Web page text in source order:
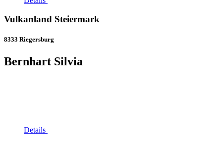
Vulkanland Steiermark
8333 Riegersburg
Bernhart Silvia
Details